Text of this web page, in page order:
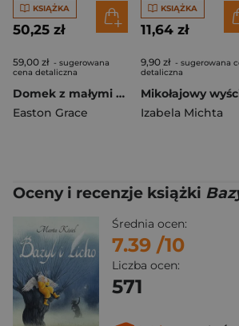
KSIĄŻKA
50,25 zł
59,00 zł - sugerowana
cena detaliczna
Domek z małymi czerwonymi drzwiami
Easton Grace
KSIĄŻKA
11,64 zł
9,90 zł - sugerowana
detaliczna
Mikołajowy
Izabela Michta
Oceny i recenzje książki
Średnia ocen:
7.39 /10
Liczba ocen:
571